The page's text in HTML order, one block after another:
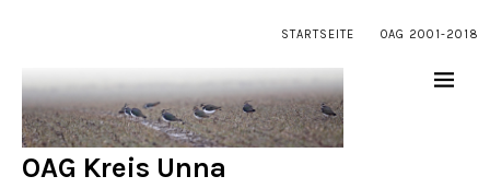
STARTSEITE OAG 2001-2018
OAG Kreis Unna